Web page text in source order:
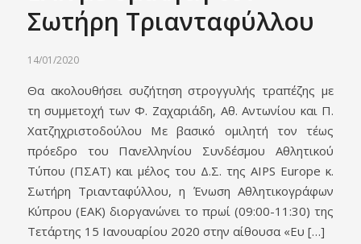
Σωτήρη Τριανταφύλλου
14/01/2020
Θα ακολουθήσει συζήτηση στρογγυλής τραπέζης με
τη συμμετοχή των Φ. Ζαχαριάδη, Αθ. Αντωνίου και Π.
Χατζηχριστοδούλου Με βασικό ομιλητή τον τέως
πρόεδρο του Πανελληνίου Συνδέσμου Αθλητικού
Τύπου (ΠΣΑΤ) και μέλος του Δ.Σ. της AIPS Europe κ.
Σωτήρη Τριανταφύλλου, η Ένωση Αθλητικογράφων
Κύπρου (ΕΑΚ) διοργανώνει το πρωί (09:00-11:30) της
Τετάρτης 15 Ιανουαρίου 2020 στην αίθουσα «Ευ […]